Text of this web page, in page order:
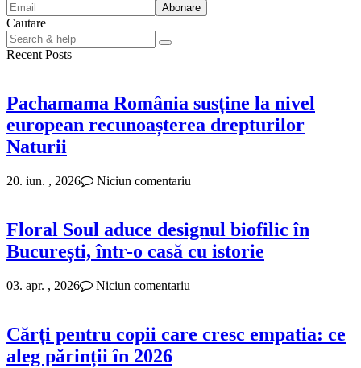
Cautare
Search
for:
Recent Posts
Pachamama România susține la nivel
european recunoașterea drepturilor
Naturii
20. iun. , 2026 Niciun comentariu
Floral Soul aduce designul biofilic în
București, într-o casă cu istorie
03. apr. , 2026 Niciun comentariu
Cărți pentru copii care cresc empatia: ce
aleg părinții în 2026